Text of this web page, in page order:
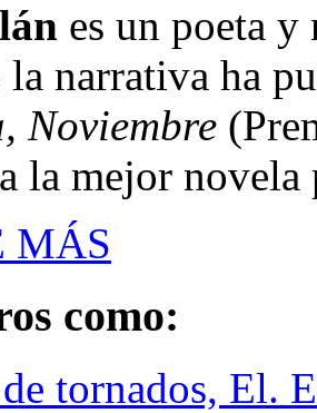
es un poeta
la narrativa ha
Noviembre
la mejor
MÁS
como:
tornados, El.